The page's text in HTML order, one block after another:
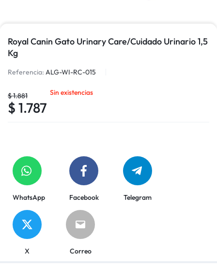
Royal Canin Gato Urinary Care/Cuidado Urinario 1,5
Kg
Referencia: ALG-WI-RC-015
$1.881
$ 1.787
Sin existencias
WhatsApp Facebook Telegram
X Correo